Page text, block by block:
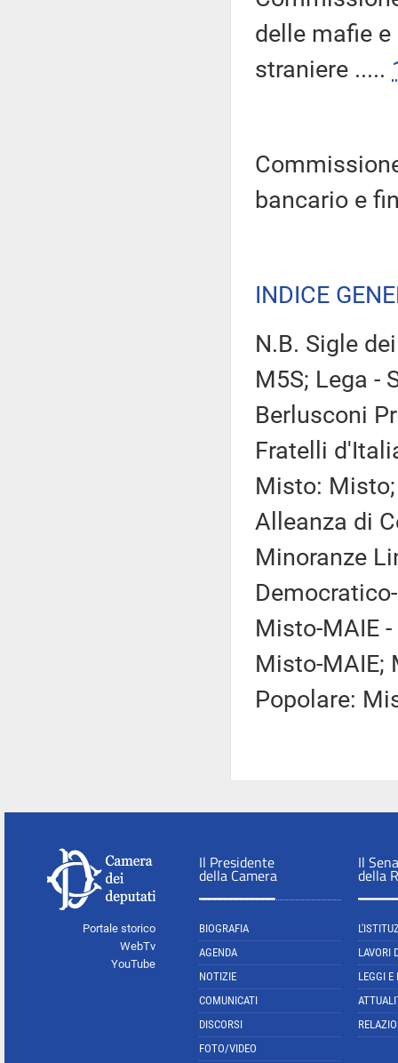
delle mafie
straniere .....
bancario e
INDICE
N.B. Sigle
M5S; Lega -
Berlusconi
Fratelli
Misto:
Alleanza di
Minoranze
Misto-MAIE
Misto-MAIE;
Popolare:
Portale storico
WebTv
YouTube
Il Presidente
della Camera
BIOGRAFIA
AGENDA
NOTIZIE
COMUNICATI
DISCORSI
FOTO/VIDEO
Il
della
LAVORI
LEGGI E